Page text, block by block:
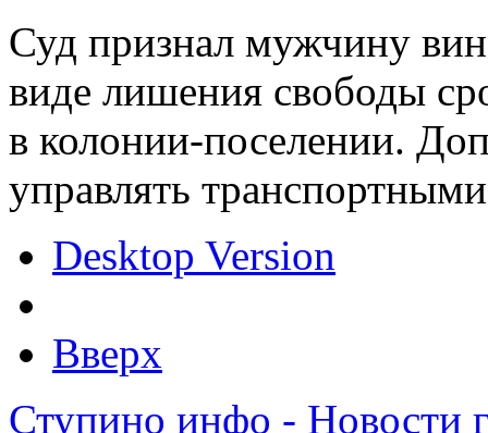
Суд признал мужчину
виде лишения свободы
в колонии-поселении.
управлять
Desktop Version
Вверх
Ступино инфо - Новости